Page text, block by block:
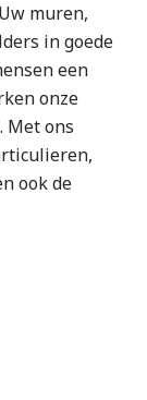
muren,
in goede
een
onze
Met ons
ook de